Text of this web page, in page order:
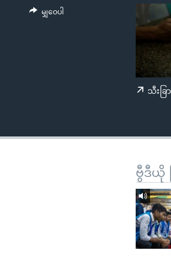
ရန်
မကြေးမုံရဲ့ အင်္ဂလိပ်စာ
ရေဒီယို
ရေဒီယိုနှင့်ရုပ်သံ အချက်အလက်များ
သီးခ
မျှဝေပါ
ဗွီဒီယို